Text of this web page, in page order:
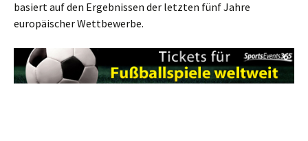
basiert auf den Ergebnissen der letzten fünf Jahre
europäischer Wettbewerbe.